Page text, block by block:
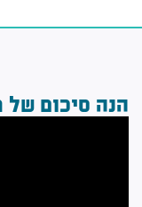
הנה סיכום של